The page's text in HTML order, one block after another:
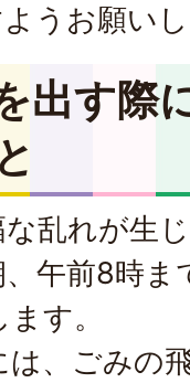
うお願い
出す際
乱れが生
午前8時
す。
は、ごみの